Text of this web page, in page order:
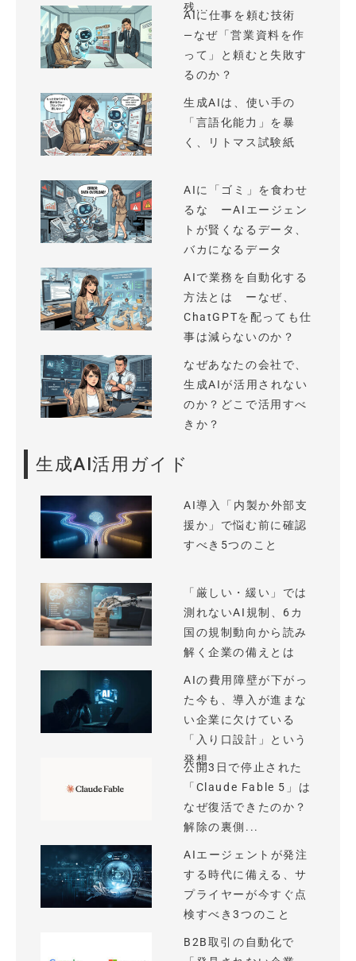
残...
AIに仕事を頼む技術
—なぜ「営業資料を作
って」と頼むと失敗す
るのか？
生成AIは、使い手の
「言語化能力」を暴
く、リトマス試験紙
AIに「ゴミ」を食わせ
るな ーAIエージェン
トが賢くなるデータ、
バカになるデータ
AIで業務を自動化する
方法とは ーなぜ、
ChatGPTを配っても仕
事は減らないのか？
なぜあなたの会社で、
生成AIが活用されない
のか？どこで活用すべ
きか？
生成AI活用ガイド
AI導入「内製か外部支
援か」で悩む前に確認
すべき5つのこと
「厳しい・緩い」では
測れないAI規制、6カ
国の規制動向から読み
解く企業の備えとは
AIの費用障壁が下がっ
た今も、導入が進まな
い企業に欠けている
「入り口設計」という
発想
公開3日で停止された
「Claude Fable 5」は
なぜ復活できたのか？
解除の裏側...
AIエージェントが発注
する時代に備える、サ
プライヤーが今すぐ点
検すべき3つのこと
B2B取引の自動化で